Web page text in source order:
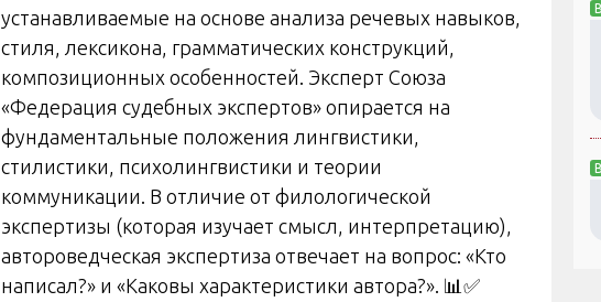
устанавливаемые на основе анализа речевых навыков,
стиля, лексикона, грамматических конструкций,
композиционных особенностей. Эксперт Союза
«Федерация судебных экспертов» опирается на
фундаментальные положения лингвистики,
стилистики, психолингвистики и теории
коммуникации. В отличие от филологической
экспертизы (которая изучает смысл, интерпретацию),
автороведческая экспертиза отвечает на вопрос: «Кто
написал?» и «Каковы характеристики автора?». 📊✅